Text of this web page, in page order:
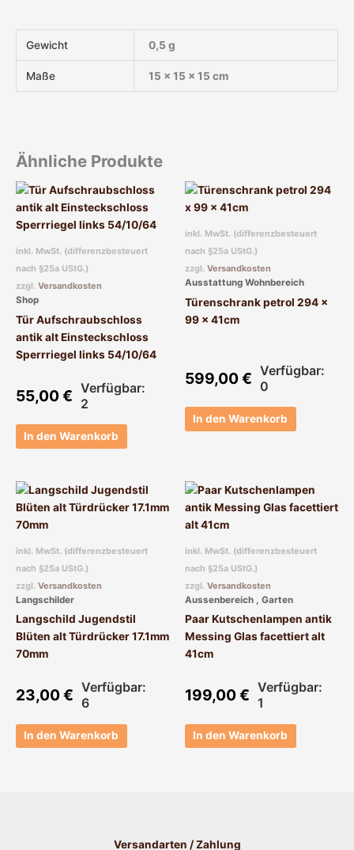
Gewicht 0,5 g
Maße 15 × 15 × 15 cm
Ähnliche Produkte
inkl. MwSt. (differenzbesteuert
nach §25a UStG.)
zzgl. Versandkosten
Shop
Tür Aufschraubschloss
antik alt Einsteckschloss
Sperrriegel links 54/10/64
55,00€ Verfügbar:
2
In den Warenkorb
inkl. MwSt. (differenzbesteuert
nach §25a UStG.)
zzgl. Versandkosten
Ausstattung Wohnbereich
Türenschrank petrol 294 x
99 x 41cm
599,00€ Verfügbar:
0
In den Warenkorb
inkl. MwSt. (differenzbesteuert
nach §25a UStG.)
zzgl. Versandkosten
Langschilder
Langschild Jugendstil
Blüten alt Türdrücker 17.1mm
70mm
23,00€ Verfügbar:
6
In den Warenkorb
inkl. MwSt. (differenzbesteuert
nach §25a UStG.)
zzgl. Versandkosten
Aussenbereich , Garten
Paar Kutschenlampen antik
Messing Glas facettiert alt
41cm
199,00€ Verfügbar:
1
In den Warenkorb
Versandarten / Zahlung